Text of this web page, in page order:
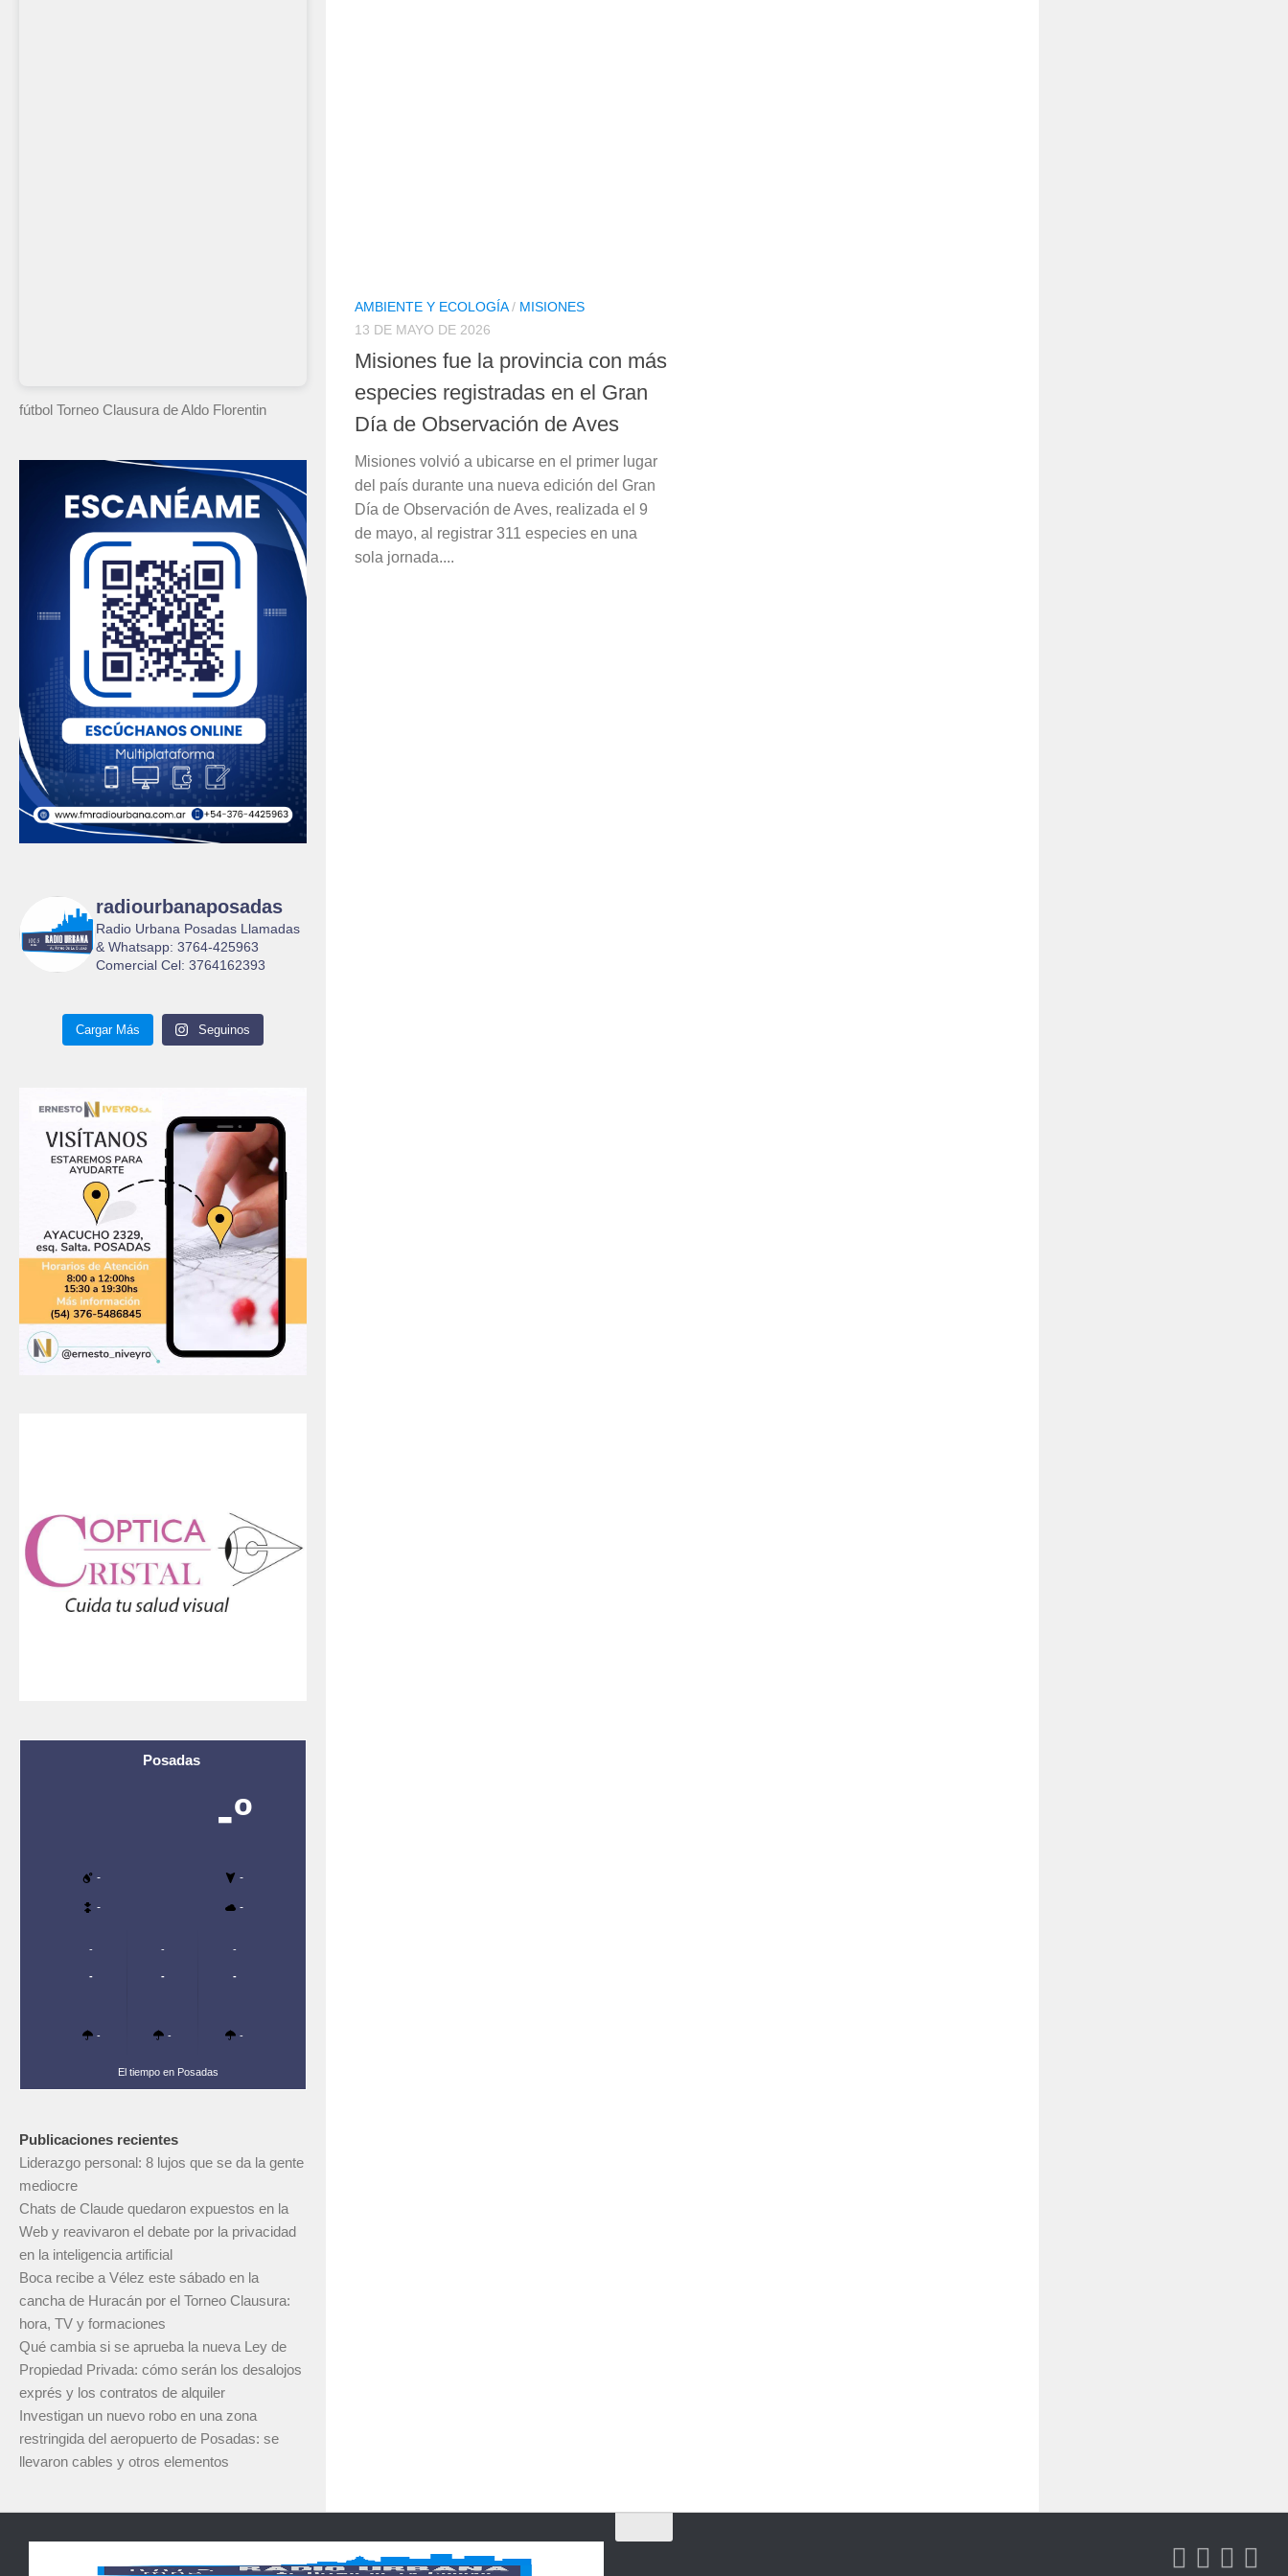
AMBIENTE Y ECOLOGÍA/ MISIONES
13 DE MAYO DE 2026
Misiones fue la provincia con más
especies registradas en el Gran
Día de Observación de Aves
Misiones volvió a ubicarse en el primer lugar
del país durante una nueva edición del Gran
Día de Observación de Aves, realizada el 9
de mayo, al registrar 311 especies en una
sola jornada....
fútbol Torneo Clausurade Aldo Florentin
radiourbanaposadas
Radio Urbana Posadas Llamadas
& Whatsapp: 3764-425963
Comercial Cel: 3764162393
Cargar Más Seguinos
Posadas
-º
- -
- -
-
-
-
-
-
-
-
-
-
El tiempo en Posadas
Publicaciones recientes
Liderazgo personal: 8 lujos que se da la gente
mediocre
Chats de Claude quedaron expuestos en la
Web y reavivaron el debate por la privacidad
en la inteligencia artificial
Boca recibe a Vélez este sábado en la
cancha de Huracán por el Torneo Clausura:
hora, TV y formaciones
Qué cambia si se aprueba la nueva Ley de
Propiedad Privada: cómo serán los desalojos
exprés y los contratos de alquiler
Investigan un nuevo robo en una zona
restringida del aeropuerto de Posadas: se
llevaron cables y otros elementos